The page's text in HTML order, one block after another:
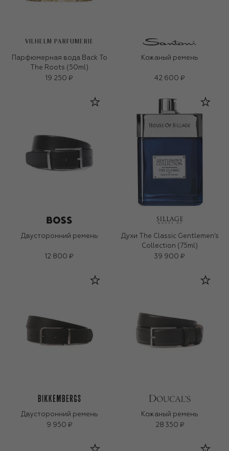
VILHELM PARFUMERIE
Парфюмерная вода Back To
The Roots (50ml)
19 250 ₽
Кожаный ремень
42 600 ₽
Двусторонний ремень
12 800 ₽
Духи The Classic Gentlemen’s
Collection (75ml)
39 900 ₽
Двусторонний ремень
9 950 ₽
Кожаный ремень
28 350 ₽